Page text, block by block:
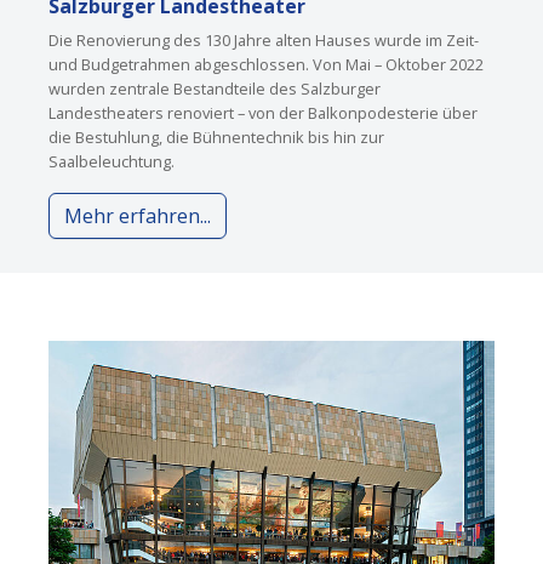
Salzburger Landestheater
Die Renovierung des 130 Jahre alten Hauses wurde im Zeit-
und Budgetrahmen abgeschlossen. Von Mai – Oktober 2022
wurden zentrale Bestandteile des Salzburger
Landestheaters renoviert – von der Balkonpodesterie über
die Bestuhlung, die Bühnentechnik bis hin zur
Saalbeleuchtung.
Mehr erfahren...